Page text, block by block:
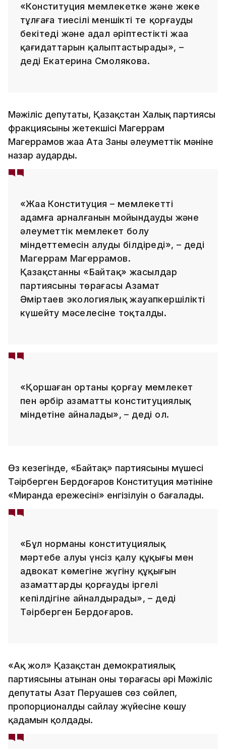
«Конституция мемлекетке және жеке
тұлғаға тиесілі меншікті тең қорғауды
бекітеді және адал әріптестіктің жаңа
қағидаттарын қалыптастырады», –
деді Екатерина Смолякова.
Мәжіліс депутаты, Қазақстан Халық партиясы
фракциясының жетекшісі Магеррам
Магеррамов жаңа Ата Заңның әлеуметтік мәніне
назар аударды.
«Жаңа Конституция – мемлекеттің
адамға арналғанын мойындауды және
әлеуметтік мемлекет болу
міндеттемесін алуды білдіреді», – деді
Магеррам Магеррамов.
Қазақстанның «Байтақ» жасылдар
партиясының төрағасы Азамат
Әміртаев экологиялық жауапкершілікті
күшейту мәселесіне тоқталды.
«Қоршаған ортаны қорғау мемлекет
пен әрбір азаматтың конституциялық
міндетіне айналады», – деді ол.
Өз кезегінде, «Байтақ» партиясының мүшесі
Тәңірберген Бердоңғаров Конституция мәтініне
«Миранда ережесінің» енгізілуін оң бағалады.
«Бұл норманың конституциялық
мәртебе алуы үнсіз қалу құқығы мен
адвокат көмегіне жүгіну құқығын
азаматтарды қорғаудың іргелі
кепілдігіне айналдырады», – деді
Тәңірберген Бердоңғаров.
«Ақ жол» Қазақстан демократиялық
партиясының атынан оның төрағасы әрі Мәжіліс
депутаты Азат Перуашев сөз сөйлеп,
пропорционалды сайлау жүйесіне көшу
қадамын қолдады.